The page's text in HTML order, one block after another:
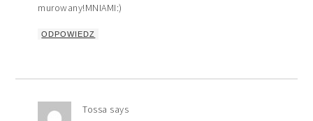
murowany!MNIAMI:)
ODPOWIEDZ
Tossa says